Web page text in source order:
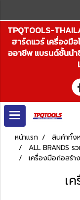
TPQTOOLS-
ฮาร์ดแวร์ เครื่องมื
ออาชีพ แบรนด์ชั้นนำ
หน้าแรก
สินค้าทั้ง
ALL BRANDS
เครื่องมือก่อสร้าง
เ